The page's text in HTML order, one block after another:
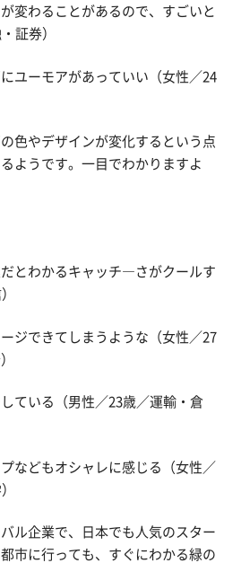
変わることがあるので、すごいと
証券）
ユーモアがあっていい（女性／24
色やデザインが変化するという点
ようです。一目でわかりますよ
だとわかるキャッチ―さがクールす
ジできてしまうような（女性／27
ている（男性／23歳／運輸・倉
などもオシャレに感じる（女性／
ル企業で、日本でも人気のスター
市に行っても、すぐにわかる緑の